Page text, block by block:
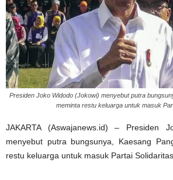
Presiden Joko Widodo (Jokowi) menyebut putra
meminta restu keluarga untuk masuk
JAKARTA (Aswajanews.id) – Presiden
menyebut putra bungsunya, Kaesang
restu keluarga untuk masuk Partai